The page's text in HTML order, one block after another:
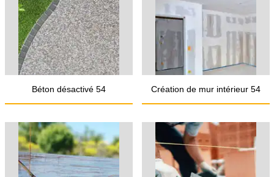
Béton désactivé 54 Création de mur intérieur 54